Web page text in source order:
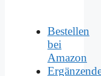
Bestellen
bei
Amazon